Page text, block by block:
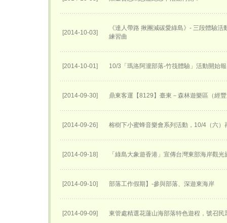
[2014-10-03]
《達人帶路 揪團減碳愛綠島》- 三段體驗
練習曲
[2014-10-01] 10/3「瑪洛阿瀧部落-竹筏體驗」活動開始
[2014-09-30] 鼎東客運【8129】臺東－森林遊樂區（經
[2014-09-26] 榕樹下小蜜蜂音樂會系列活動，10/4（六）
[2014-09-18] 「綠島大象遊香港」宣傳台灣東部海岸觀
[2014-09-10] 部落工作假期】-參與部落、深遊東海岸
[2014-09-09] 東管處精選花蓮山海部落特色遊程，號召